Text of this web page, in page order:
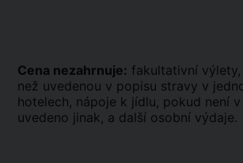
Cena nezahrnuje: fakultativní
než uvedenou v popisu stravy v
hotelech, nápoje k jídlu, pokud není
uvedeno jinak, a další osobní výdaje.